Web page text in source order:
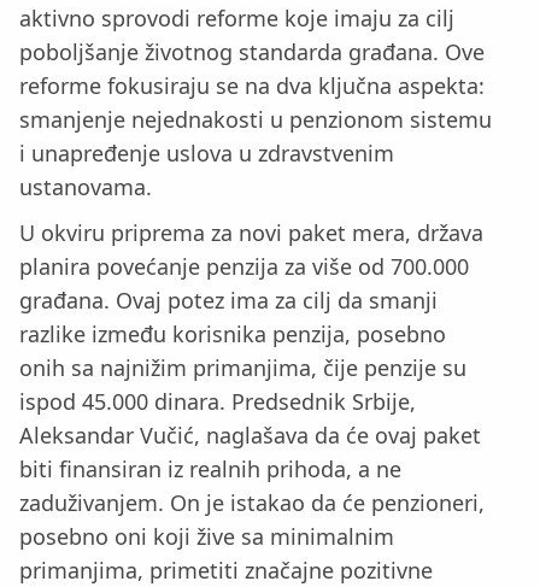
aktivno sprovodi reforme koje imaju za cilj
poboljšanje životnog standarda građana. Ove
reforme fokusiraju se na dva ključna aspekta:
smanjenje nejednakosti u penzionom sistemu
i unapređenje uslova u zdravstvenim
ustanovama.
U okviru priprema za novi paket mera, država
planira povećanje penzija za više od 700.000
građana. Ovaj potez ima za cilj da smanji
razlike između korisnika penzija, posebno
onih sa najnižim primanjima, čije penzije su
ispod 45.000 dinara. Predsednik Srbije,
Aleksandar Vučić, naglašava da će ovaj paket
biti finansiran iz realnih prihoda, a ne
zaduživanjem. On je istakao da će penzioneri,
posebno oni koji žive sa minimalnim
primanjima, primetiti značajne pozitivne